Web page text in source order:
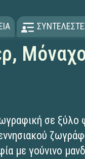
σε
με γούνινο